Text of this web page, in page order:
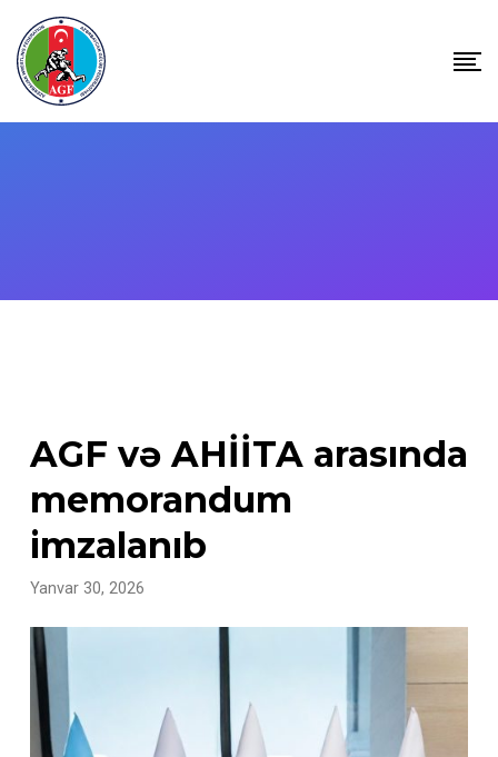
content
AGF və AHİİTA arasında
memorandum
imzalanıb
Yanvar 30, 2026